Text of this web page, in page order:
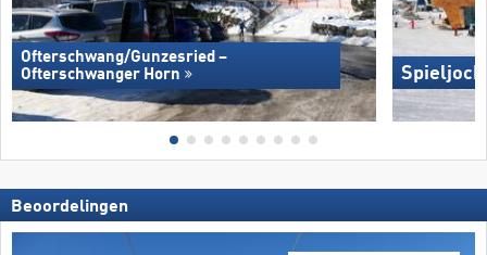
Ofterschwang/​Gunzesried –
Ofterschwanger Horn
Spieljoch
Beoordelingen